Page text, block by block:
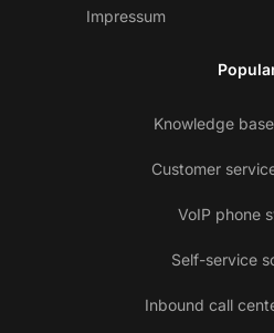
Impressum
Knowledge
Customer
VoIP phone
Self-service
Inbound call